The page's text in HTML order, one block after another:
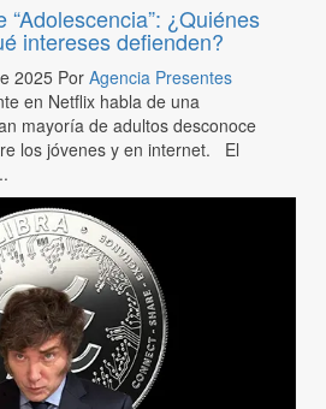
¿Quiénes
intereses defienden?
2025 Por Agencia Presentes
en Netflix habla de una
mayoría de adultos desconoce
los jóvenes y en internet. El